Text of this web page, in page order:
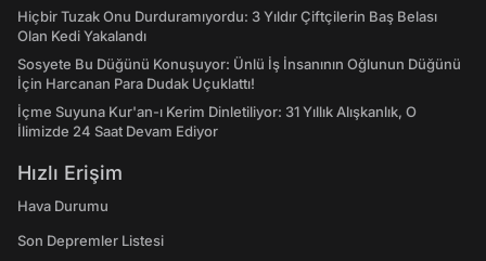
Hiçbir Tuzak Onu Durduramıyordu: 3 Yıldır Çiftçilerin Baş Belası
Olan Kedi Yakalandı
Sosyete Bu Düğünü Konuşuyor: Ünlü İş İnsanının Oğlunun Düğünü
İçin Harcanan Para Dudak Uçuklattı!
İçme Suyuna Kur'an-ı Kerim Dinletiliyor: 31 Yıllık Alışkanlık, O
İlimizde 24 Saat Devam Ediyor
Hızlı Erişim
Hava Durumu
Son Depremler Listesi